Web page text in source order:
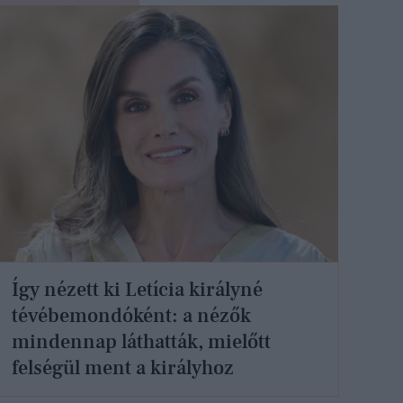
Így nézett ki Letícia királyné
tévébemondóként: a nézők
mindennap láthatták, mielőtt
felségül ment a királyhoz